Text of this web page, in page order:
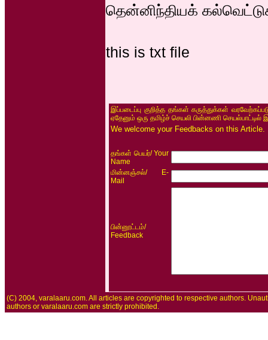
தென்னிந்தியக்
this is txt file
இப்படைப்பு குறித்த தங்கள் கருத்துக்கள்
ஏதேனும் ஒரு தமிழ்ச் செயலி பின்னணி செயல்பாட்டில்
We welcome your Feedbacks on this
தங்கள் பெயர்/ Your
Name
மின்னஞ்சல்/ E-
Mail
பின்னூட்டம்/
Feedback
(C) 2004, varalaaru.com. All articles are copyrighted to respective authors.
authors or varalaaru.com are strictly prohibited.